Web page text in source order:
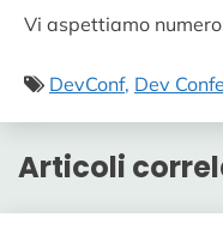
Vi aspettiamo
DevConf Dev
Articoli